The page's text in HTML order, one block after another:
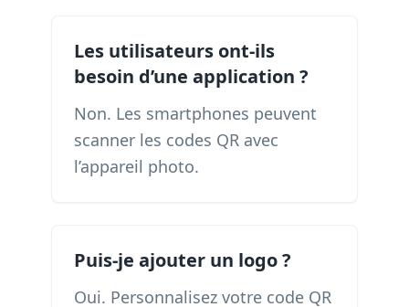
Les utilisateurs ont-ils
besoin d’une application ?
Non. Les smartphones peuvent
scanner les codes QR avec
l’appareil photo.
Puis-je ajouter un logo ?
Oui. Personnalisez votre code QR